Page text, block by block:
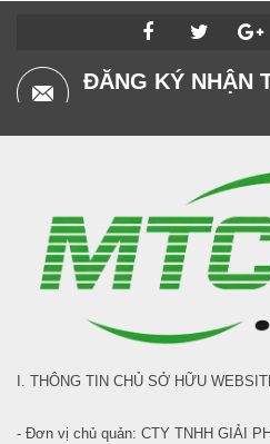
ĐĂNG KÝ NHẬN
I. THÔNG TIN CHỦ SỞ HỮU
- Đơn vị chủ quản: CTY TNHH GIẢI